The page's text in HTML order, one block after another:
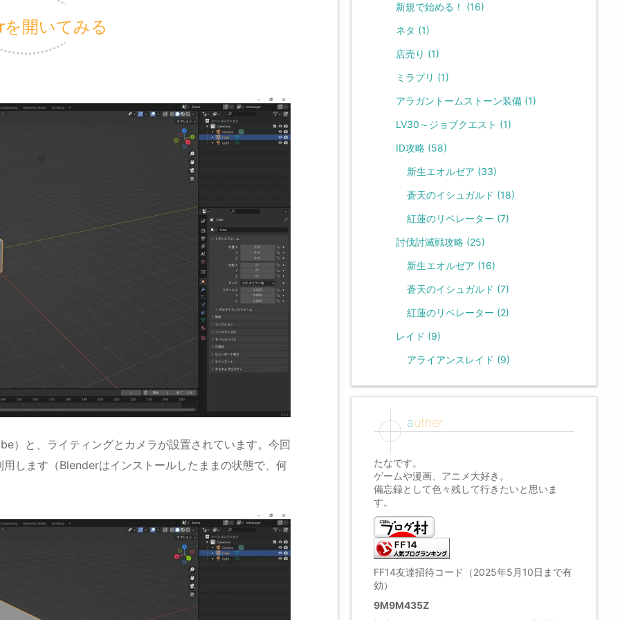
を開いてみる
）と、ライティングとカメラが設置されています。今回
します（Blenderはインストールしたままの状態で、何
新規で始める！ (16)
ネタ (1)
店売り (1)
ミラプリ (1)
アラガントームストーン装備 (1)
LV30～ジョブクエスト (1)
ID攻略 (58)
新生エオルゼア (33)
蒼天のイシュガルド (18)
紅蓮のリベレーター (7)
討伐討滅戦攻略 (25)
新生エオルゼア (16)
蒼天のイシュガルド (7)
紅蓮のリベレーター (2)
レイド (9)
アライアンスレイド (9)
auther
たなです。
ゲームや漫画、アニメ大好き。
備忘録として色々残して行きたいと思いま
す。
FF14友達招待コード（2025年5月10日まで有
効）
9M9M435Z